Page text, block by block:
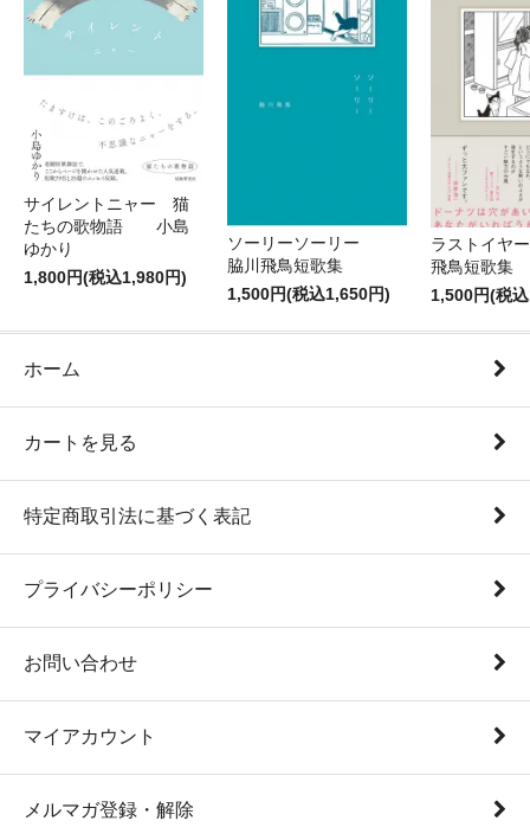
サイレントニャー 猫
たちの歌物語 小島
ゆかり
1,800円(税込1,980円)
ソーリーソーリー
脇川飛鳥短歌集
1,500円(税込1,650円)
ラストイ
飛鳥短
1,500円(税
ホーム
カートを見る
特定商取引法に基づく表記
プライバシーポリシー
お問い合わせ
マイアカウント
メルマガ登録・解除